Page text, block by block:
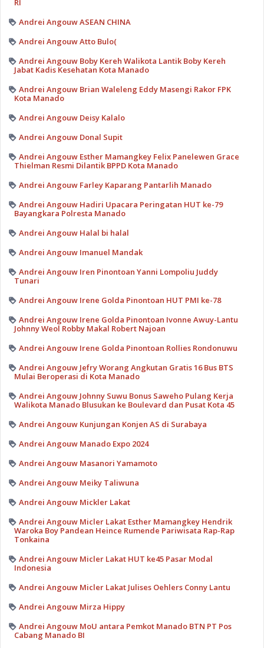
RI
Andrei Angouw ASEAN CHINA
Andrei Angouw Atto Bulo(
Andrei Angouw Boby Kereh Walikota Lantik Boby Kereh
Jabat Kadis Kesehatan Kota Manado
Andrei Angouw Brian Waleleng Eddy Masengi Rakor FPK
Kota Manado
Andrei Angouw Deisy Kalalo
Andrei Angouw Donal Supit
Andrei Angouw Esther Mamangkey Felix Panelewen Grace
Thielman Resmi Dilantik BPPD Kota Manado
Andrei Angouw Farley Kaparang Pantarlih Manado
Andrei Angouw Hadiri Upacara Peringatan HUT ke-79
Bayangkara Polresta Manado
Andrei Angouw Halal bi halal
Andrei Angouw Imanuel Mandak
Andrei Angouw Iren Pinontoan Yanni Lompoliu Juddy
Tunari
Andrei Angouw Irene Golda Pinontoan HUT PMI ke-78
Andrei Angouw Irene Golda Pinontoan Ivonne Awuy-Lantu
Johnny Weol Robby Makal Robert Najoan
Andrei Angouw Irene Golda Pinontoan Rollies Rondonuwu
Andrei Angouw Jefry Worang Angkutan Gratis 16 Bus BTS
Mulai Beroperasi di Kota Manado
Andrei Angouw Johnny Suwu Bonus Saweho Pulang Kerja
Walikota Manado Blusukan ke Boulevard dan Pusat Kota 45
Andrei Angouw Kunjungan Konjen AS di Surabaya
Andrei Angouw Manado Expo 2024
Andrei Angouw Masanori Yamamoto
Andrei Angouw Meiky Taliwuna
Andrei Angouw Mickler Lakat
Andrei Angouw Micler Lakat Esther Mamangkey Hendrik
Waroka Boy Pandean Heince Rumende Pariwisata Rap-Rap
Tonkaina
Andrei Angouw Micler Lakat HUT ke45 Pasar Modal
Indonesia
Andrei Angouw Micler Lakat Julises Oehlers Conny Lantu
Andrei Angouw Mirza Hippy
Andrei Angouw MoU antara Pemkot Manado BTN PT Pos
Cabang Manado BI